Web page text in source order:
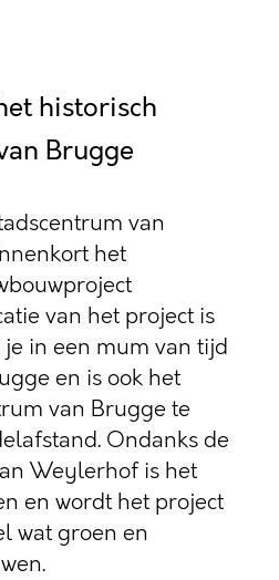
historisch
Brugge
van
het
van het project is
je in een mum van tijd
en is ook het
van Brugge te
Ondanks de
Weylerhof is het
en wordt het project
wat groen en